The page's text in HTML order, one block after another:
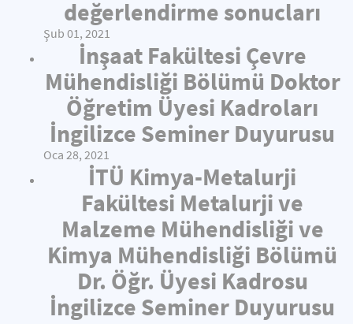
değerlendirme sonucları
Şub 01, 2021
İnşaat Fakültesi Çevre
Mühendisliği Bölümü Doktor
Öğretim Üyesi Kadroları
İngilizce Seminer Duyurusu
Oca 28, 2021
İTÜ Kimya-Metalurji
Fakültesi Metalurji ve
Malzeme Mühendisliği ve
Kimya Mühendisliği Bölümü
Dr. Öğr. Üyesi Kadrosu
İngilizce Seminer Duyurusu